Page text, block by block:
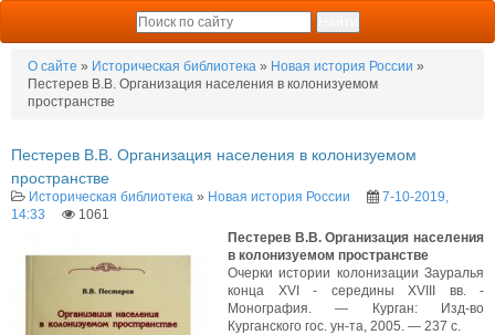
О сайте » Историческая библиотека » Новая история России »
Пестерев В.В. Организация населения в колонизуемом
пространстве
Пестерев В.В. Организация населения в колонизуемом
пространстве
Историческая библиотека » Новая история России
7-10-2019,
14:33
1061
Пестерев В.В. Организация населения
в колонизуемом пространстве
Очерки истории колонизации Зауралья
конца XVI - середины XVIII вв. -
Монография. — Курган: Изд-во
Курганского гос. ун-та, 2005. — 237 с.